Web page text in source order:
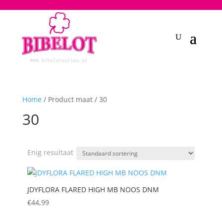
Home/ Product maat / 30
30
Enig resultaat
JDYFLORA FLARED HIGH MB NOOS DNM
€44,99